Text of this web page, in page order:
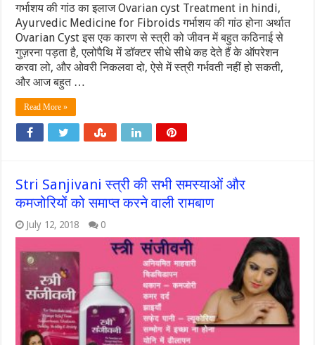
गर्भाशय की गांठ का इलाज Ovarian cyst Treatment in hindi,
Ayurvedic Medicine for Fibroids गर्भाशय की गांठ होना अर्थात
Ovarian Cyst इस एक कारण से स्त्री को जीवन में बहुत कठिनाई से
गुज़रना पड़ता है, एलोपैथि में डॉक्टर सीधे सीधे कह देते हैं के ऑपरेशन
करवा लो, और ओवरी निकलवा दो, ऐसे में स्त्री गर्भवती नहीं हो सकती,
और आज बहुत …
Read More »
Stri Sanjivani स्त्री की सभी समस्याओं और
कमजोरियों को समाप्त करने वाली रामबाण
July 12, 2018 0